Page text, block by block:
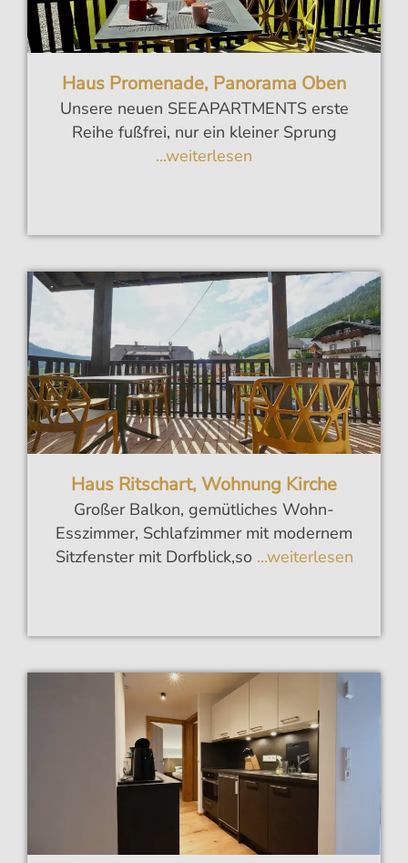
Haus Promenade, Panorama Oben
Unsere neuen SEEAPARTMENTS erste
Reihe fußfrei, nur ein kleiner Sprung
...weiterlesen
Haus Ritschart, Wohnung Kirche
Großer Balkon, gemütliches Wohn-
Esszimmer, Schlafzimmer mit modernem
Sitzfenster mit Dorfblick,so...weiterlesen